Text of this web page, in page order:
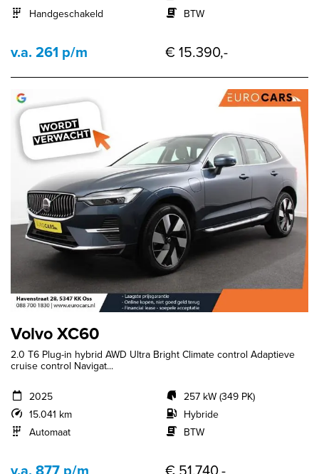
Handgeschakeld
BTW
v.a. 261 p/m € 15.390,-
Volvo XC60
2.0 T6 Plug-in hybrid AWD Ultra Bright Climate control Adaptieve
cruise control Navigat...
2025
15.041 km
Automaat
257 kW (349 PK)
Hybride
BTW